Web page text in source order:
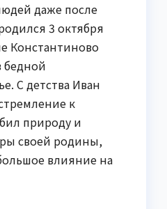
даже после
3 октября
Константиново
бедной
С детства Иван
к
природу и
своей родины,
влияние на